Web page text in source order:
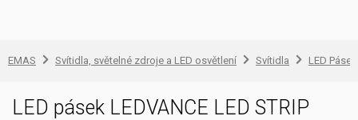
EMAS Svítidla, světelné zdroje a LED osvětlení Svítidla LED
LED pásek LEDVANCE LED STRIP